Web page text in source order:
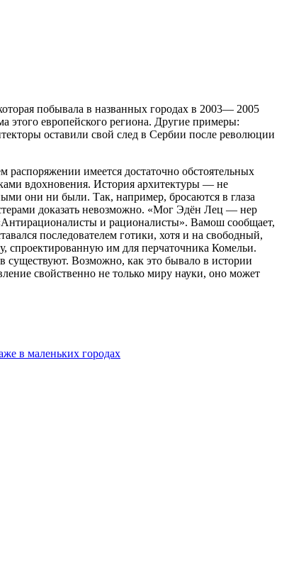
побывала в названных городах в 2003— 2005
этого европейского региона. Другие примеры:
оставили свой след в Сербии после революции
имеется достаточно обстоятельных
вдохновения. История архитектуры — не
они ни были. Так, например, бросаются в глаза
доказать невозможно. «Мог Эдён Лец — нер
и рационалисты». Вамош сообщает,
последователем готики, хотя и на свободный,
спроектированную им для перчаточника Комельи.
существуют. Возможно, как это бывало в истории
свойственно не только миру науки, оно может
в маленьких городах